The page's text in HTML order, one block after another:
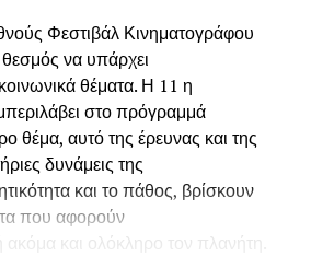
Φεστιβάλ Κινηματογράφου
να υπάρχει
θέματα. Η 11 η
στο πρόγραμμά
θέμα, αυτό της έρευνας και της
δυνάμεις της
και το πάθος, βρίσκουν
που αφορούν
και ολόκληρο τον πλανήτη.